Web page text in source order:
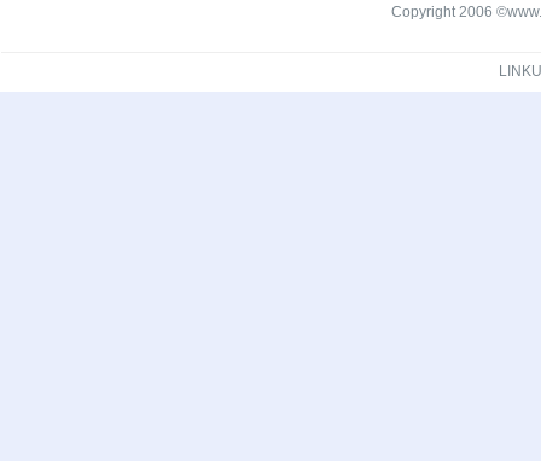
Copyright 2006